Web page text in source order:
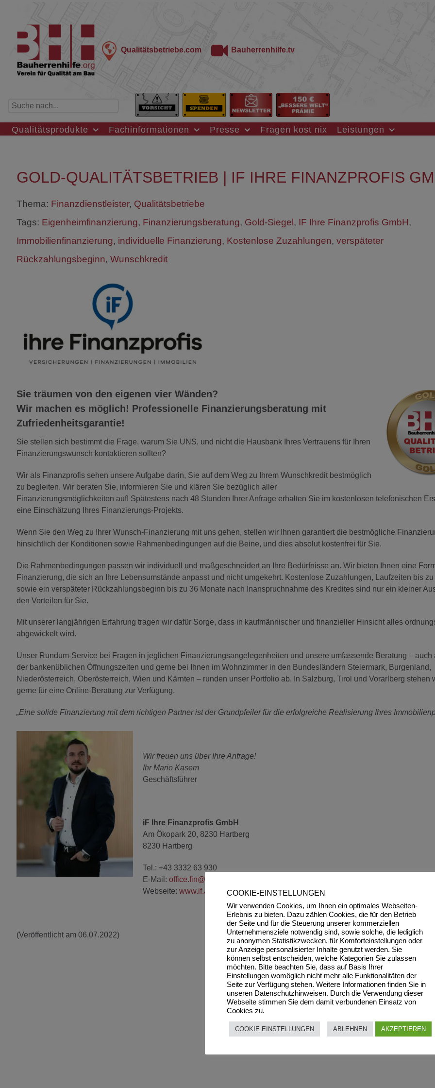
Qualitätsbetriebe.com Bauherrenhilfe.tv
Qualitätsprodukte Fachinformationen Presse Fragen kost nix Leistungen
GOLD-QUALITÄTSBETRIEB | IF IHRE FINANZPROFIS
Thema: Finanzdienstleister, Qualitätsbetriebe
Tags: Eigenheimfinanzierung, Finanzierungsberatung, Gold-Siegel, IF Ihre Finanzprofis GmbH,
Immobilienfinanzierung, individuelle Finanzierung, Kostenlose Zuzahlungen, verspäteter
Rückzahlungsbeginn, Wunschkredit
Sie träumen von den eigenen vier Wänden?
Wir machen es möglich! Professionelle Finanzierungsberatung mit
Zufriedenheitsgarantie!
Sie stellen sich bestimmt die Frage, warum Sie UNS, und nicht die Hausbank Ihres Vertrauens für Ihren
Finanzierungswunsch kontaktieren sollten?
Wir als Finanzprofis sehen unsere Aufgabe darin, Sie auf dem Weg zu Ihrem Wunschkredit bestmöglich
zu begleiten. Wir beraten Sie, informieren Sie und klären Sie bezüglich aller
Finanzierungsmöglichkeiten auf! Spätestens nach 48 Stunden Ihrer Anfrage erhalten Sie im kostenlosen telefonischen
eine Einschätzung Ihres Finanzierungs-Projekts.
Wenn Sie den Weg zu Ihrer Wunsch-Finanzierung mit uns gehen, stellen wir Ihnen garantiert die bestmögliche
hinsichtlich der Konditionen sowie Rahmenbedingungen auf die Beine, und dies absolut kostenfrei für Sie.
Die Rahmenbedingungen passen wir individuell und maßgeschneidert an Ihre Bedürfnisse an. Wir bieten Ihnen eine
Finanzierung, die sich an Ihre Lebensumstände anpasst und nicht umgekehrt. Kostenlose Zuzahlungen, Laufzeiten bis
sowie ein verspäteter Rückzahlungsbeginn bis zu 36 Monate nach Inanspruchnahme des Kredites sind nur ein kleiner
den Vorteilen für Sie.
Mit unserer langjährigen Erfahrung tragen wir dafür Sorge, dass in kaufmännischer und finanzieller Hinsicht alles
abgewickelt wird.
Unser Rundum-Service bei Fragen in jeglichen Finanzierungsangelegenheiten und unsere umfassende Beratung – auch
der bankenüblichen Öffnungszeiten und gerne bei Ihnen im Wohnzimmer in den Bundesländern Steiermark, Burgenland,
Niederösterreich, Oberösterreich, Wien und Kärnten – runden unser Portfolio ab. In Salzburg, Tirol und Vorarlberg stehen
gerne für eine Online-Beratung zur Verfügung.
„Eine solide Finanzierung mit dem richtigen Partner ist der Grundpfeiler für die erfolgreiche Realisierung Ihres
Wir freuen uns über Ihre Anfrage!
Ihr Mario Kasem
Geschäftsführer
iF Ihre Finanzprofis GmbH
Am Ökopark 20, 8230 Hartberg
8230 Hartberg
Tel.: +43 3332 63 930
E-Mail: office.fin@if.at
Webseite: www.if.at
(Veröffentlicht am 06.07.2022)
COOKIE-EINSTELLUNGEN
Wir verwenden Cookies, um Ihnen ein optimales Webseiten-
Erlebnis zu bieten. Dazu zählen Cookies, die für den Betrieb
der Seite und für die Steuerung unserer kommerziellen
Unternehmensziele notwendig sind, sowie solche, die lediglich
zu anonymen Statistikzwecken, für Komforteinstellungen oder
zur Anzeige personalisierter Inhalte genutzt werden. Sie
können selbst entscheiden, welche Kategorien Sie zulassen
möchten. Bitte beachten Sie, dass auf Basis Ihrer
Einstellungen womöglich nicht mehr alle Funktionalitäten der
Seite zur Verfügung stehen. Weitere Informationen finden Sie in
unseren Datenschutzhinweisen. Durch die Verwendung dieser
Webseite stimmen Sie dem damit verbundenen Einsatz von
Cookies zu.
COOKIE EINSTELLUNGEN ABLEHNEN AKZEPTIEREN